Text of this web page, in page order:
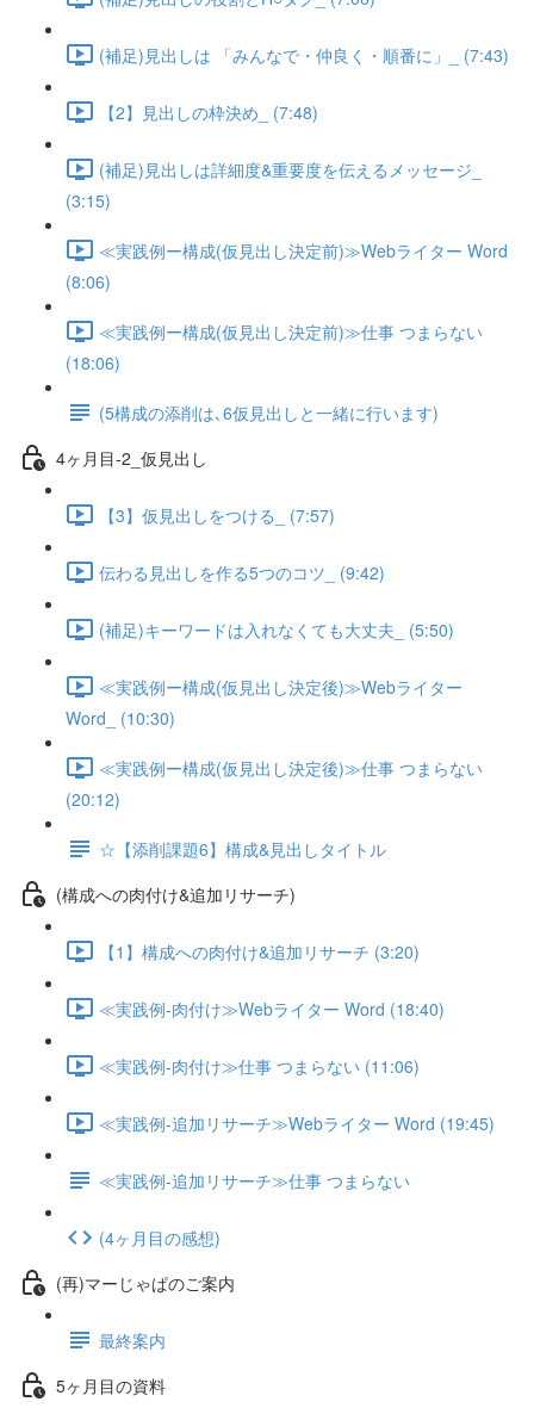
(補足)見出しは 「みんなで・仲良く・順番に」_ (7:43)
【2】見出しの枠決め_ (7:48)
(補足)見出しは詳細度&重要度を伝えるメッセージ_
(3:15)
≪実践例ー構成(仮見出し決定前)≫Webライター Word
(8:06)
≪実践例ー構成(仮見出し決定前)≫仕事 つまらない
(18:06)
(5構成の添削は､6仮見出しと一緒に行います)
4ヶ月目-2_仮見出し
【3】仮見出しをつける_ (7:57)
伝わる見出しを作る5つのコツ_ (9:42)
(補足)キーワードは入れなくても大丈夫_ (5:50)
≪実践例ー構成(仮見出し決定後)≫Webライター
Word_ (10:30)
≪実践例ー構成(仮見出し決定後)≫仕事 つまらない
(20:12)
☆【添削課題6】構成&見出しタイトル
(構成への肉付け&追加リサーチ)
【1】構成への肉付け&追加リサーチ (3:20)
≪実践例-肉付け≫Webライター Word (18:40)
≪実践例-肉付け≫仕事 つまらない (11:06)
≪実践例-追加リサーチ≫Webライター Word (19:45)
≪実践例-追加リサーチ≫仕事 つまらない
(4ヶ月目の感想)
(再)マーじゃぱのご案内
最終案内
5ヶ月目の資料